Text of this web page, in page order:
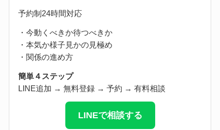
予約制24時間対応
・今動くべきか待つべきか
・本気か様子見かの見極め
・関係の進め方
簡単４ステップ
LINE追加 → 無料登録 → 予約 → 有料相談
LINEで相談する